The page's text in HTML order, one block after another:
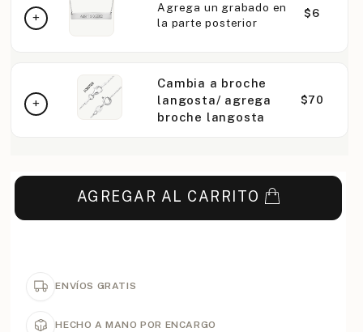
Agrega un grabado en
la parte posterior
$6
Cambia a broche
langosta/ agrega
broche langosta
$70
AGREGAR AL CARRITO
ENVÍOS GRATIS
HECHO A MANO POR ENCARGO